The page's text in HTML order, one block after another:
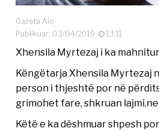
Gazeta Alo
Publikuar: 03/04/2019
13:11
Xhensila Myrtezaj i ka
Këngëtarja Xhensila Myrtezaj
person i thjeshtë por në
grimohet fare, shkruan
Këtë e ka dëshmuar shpesh